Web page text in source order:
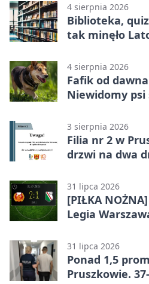
4 sierpnia 2026
Biblioteka,
tak minęło
4 sierpnia 2026
Fafik od
Niewidomy psi
3 sierpnia 2026
Filia nr 2 w
drzwi na dwa
31 lipca 2026
[PIŁKA
Legia
minucie
31 lipca 2026
Ponad 1,5
Pruszkowie.